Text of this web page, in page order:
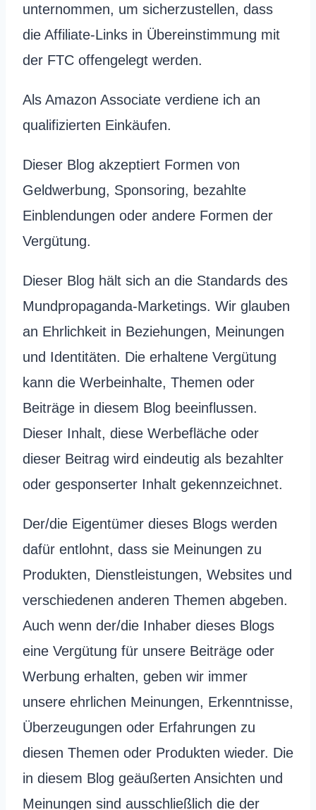
unternommen, um sicherzustellen, dass
die Affiliate-Links in Übereinstimmung mit
der FTC offengelegt werden.
Als Amazon Associate verdiene ich an
qualifizierten Einkäufen.
Dieser Blog akzeptiert Formen von
Geldwerbung, Sponsoring, bezahlte
Einblendungen oder andere Formen der
Vergütung.
Dieser Blog hält sich an die Standards des
Mundpropaganda-Marketings. Wir glauben
an Ehrlichkeit in Beziehungen, Meinungen
und Identitäten. Die erhaltene Vergütung
kann die Werbeinhalte, Themen oder
Beiträge in diesem Blog beeinflussen.
Dieser Inhalt, diese Werbefläche oder
dieser Beitrag wird eindeutig als bezahlter
oder gesponserter Inhalt gekennzeichnet.
Der/die Eigentümer dieses Blogs werden
dafür entlohnt, dass sie Meinungen zu
Produkten, Dienstleistungen, Websites und
verschiedenen anderen Themen abgeben.
Auch wenn der/die Inhaber dieses Blogs
eine Vergütung für unsere Beiträge oder
Werbung erhalten, geben wir immer
unsere ehrlichen Meinungen, Erkenntnisse,
Überzeugungen oder Erfahrungen zu
diesen Themen oder Produkten wieder. Die
in diesem Blog geäußerten Ansichten und
Meinungen sind ausschließlich die der